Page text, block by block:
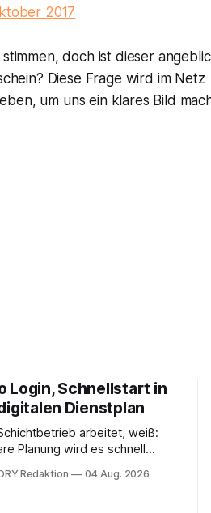
2017
doch ist dieser
Diese Frage wird im Netz
um uns ein klares Bild
Login, Schnellstart in
Dienstplan
arbeitet, weiß:
Planung wird es schnell
Zugangspunkt, um dienstpläne,
Redaktion 04 Aug. 2026